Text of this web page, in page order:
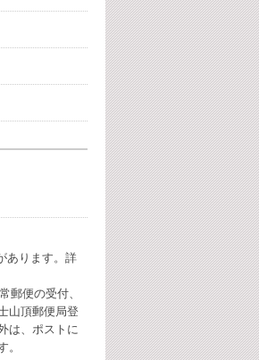
あります。詳
郵便の受付、
山頂郵便局登
は、ポストに
。